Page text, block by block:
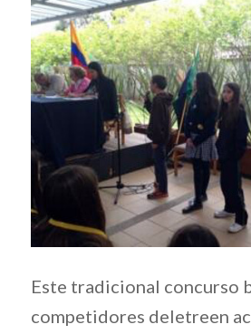
Este tradicional concurso
competidores deletreen